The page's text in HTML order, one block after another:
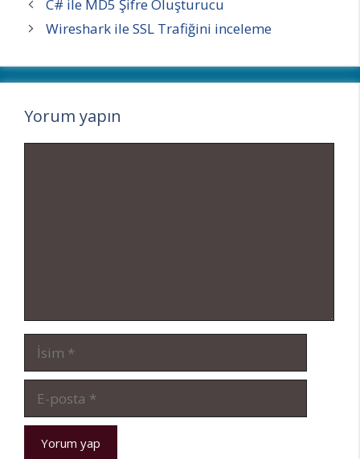
C# ile MD5 Şifre Oluşturucu
Wireshark ile SSL Trafiğini inceleme
Yorum yapın
İsim
posta